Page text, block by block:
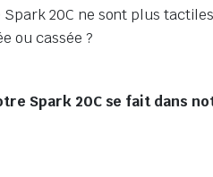
Spark 20C ne sont plus tactiles
ou cassée ?
Spark 20C se fait dans